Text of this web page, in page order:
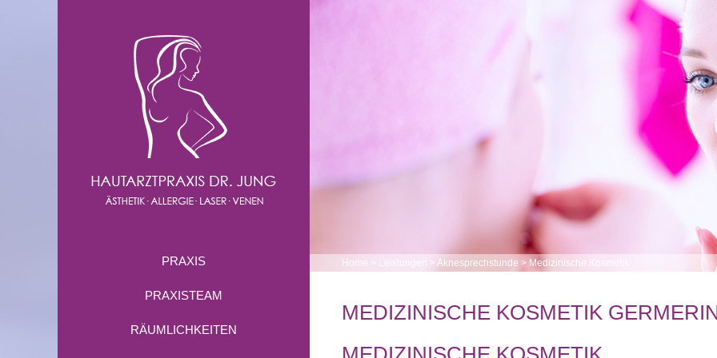
PRAXIS
PRAXISTEAM
RÄUMLICHKEITEN
Home Leistungen > Aknesprechstunde > Medizinische Kosmetik
MEDIZINISCHE KOSMETIK